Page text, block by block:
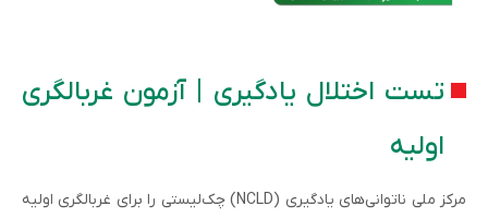
تست اختلال یادگیری | آزمون غربالگری
اولیه
مرکز ملی ناتوانی‌های یادگیری (NCLD) چک‌لیستی را برای غربالگری اولیه